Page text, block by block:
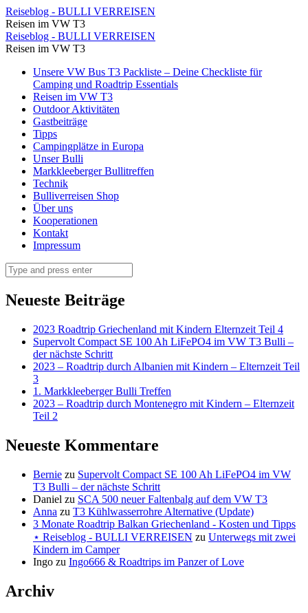
Poulnabrone
Dolmen
⋆
Reiseblog
BULLI
VERREISEN
Reiseblog - BULLI VERREISEN
Reisen im VW T3
Poulnabrone
Dolmen
Reiseblog
BULLI
VERREISEN
Reiseblog - BULLI VERREISEN
Reisen im VW T3
Skip
content
Unsere VW Bus T3 Packliste – Deine Checkliste für
Camping und Roadtrip Essentials
Reisen im VW T3
Outdoor Aktivitäten
Gastbeiträge
Tipps
Campingplätze in Europa
Unser Bulli
Markkleeberger Bullitreffen
Technik
Bulliverreisen Shop
Über uns
Kooperationen
Kontakt
Impressum
Search
Neueste Beiträge
2023 Roadtrip Griechenland mit Kindern Elternzeit Teil 4
Supervolt Compact SE 100 Ah LiFePO4 im VW T3 Bulli –
der nächste Schritt
2023 – Roadtrip durch Albanien mit Kindern – Elternzeit Teil
3
1. Markkleeberger Bulli Treffen
2023 – Roadtrip durch Montenegro mit Kindern – Elternzeit
Teil 2
Neueste Kommentare
Bernie zu Supervolt Compact SE 100 Ah LiFePO4 im VW
T3 Bulli – der nächste Schritt
Daniel zu SCA 500 neuer Faltenbalg auf dem VW T3
Anna zu T3 Kühlwasserrohre Alternative (Update)
3 Monate Roadtrip Balkan Griechenland - Kosten und Tipps
⋆ Reiseblog - BULLI VERREISEN zu Unterwegs mit zwei
Kindern im Camper
Ingo zu Ingo666 & Roadtrips im Panzer of Love
Archiv